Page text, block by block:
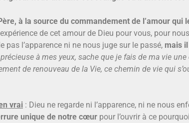
à la source du commandement de l’amour
de cet amour de Dieu pour vous, pour
pas l’apparence ni ne nous juge sur le passé, mais
à mes yeux, sache que je fais de ma vie
de renouveau de la Vie, ce chemin de vie qui
vrai : Dieu ne regarde ni l’apparence, ni ne nous
unique de notre cœur pour l’ouvrir à ce